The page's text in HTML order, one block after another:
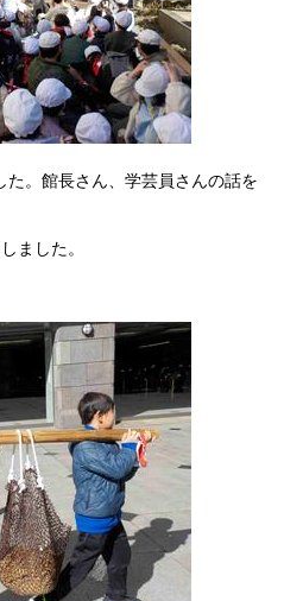
。館長さん、学芸員さんの話を
ました。